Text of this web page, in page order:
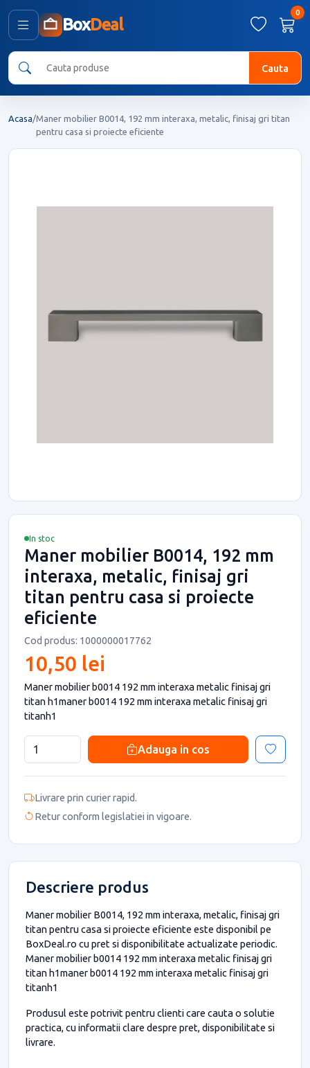
BoxDeal
0
Cauta
Acasa/Maner mobilier B0014, 192 mm interaxa, metalic, finisaj gri titan
pentru casa si proiecte eficiente
In stoc
Maner mobilier B0014, 192 mm
interaxa, metalic, finisaj gri
titan pentru casa si proiecte
eficiente
Cod produs: 1000000017762
10,50 lei
Maner mobilier b0014 192 mm interaxa metalic finisaj gri
titan h1maner b0014 192 mm interaxa metalic finisaj gri
titanh1
Adauga in cos
Livrare prin curier rapid.
Retur conform legislatiei in vigoare.
Descriere produs
Maner mobilier B0014, 192 mm interaxa, metalic, finisaj gri
titan pentru casa si proiecte eficiente este disponibil pe
BoxDeal.ro cu pret si disponibilitate actualizate periodic.
Maner mobilier b0014 192 mm interaxa metalic finisaj gri
titan h1maner b0014 192 mm interaxa metalic finisaj gri
titanh1
Produsul este potrivit pentru clienti care cauta o solutie
practica, cu informatii clare despre pret, disponibilitate si
livrare.